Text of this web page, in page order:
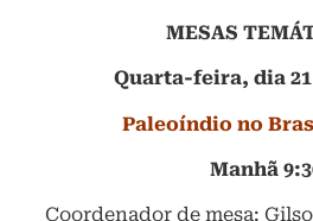
MESAS
Quarta-feira, dia
Paleoíndio no
Manhã
Coordenador de mesa: